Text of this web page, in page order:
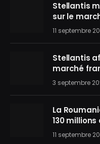
Stellantis
sur le
11 septembre
Stellantis
marché
3 septembre
La
130
11 septembre